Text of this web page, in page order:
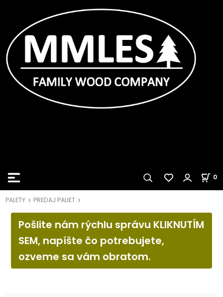
0
PALETY PREDAJ PALIET
Pošlite nám rýchlu správu KLIKNUTÍM
SEM, napíšte čo potrebujete,
ozveme sa vám obratom.